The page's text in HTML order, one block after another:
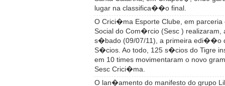
lugar na classifica��o final.
O Crici�ma Esporte Clube, em
Social do Com�rcio (Sesc ) realizaram,
s�bado (09/07/11), a primeira edi��o
S�cios. Ao todo, 125 s�cios do Tigre
em 10 times movimentaram o novo
Sesc Crici�ma.
O lan�amento do manifesto do grupo